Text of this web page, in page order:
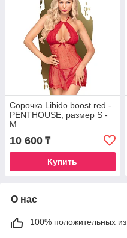
Сорочка Libido boost red -
PENTHOUSE, размер S -
M
10 600 ₸
Купить
О нас
100% положительных